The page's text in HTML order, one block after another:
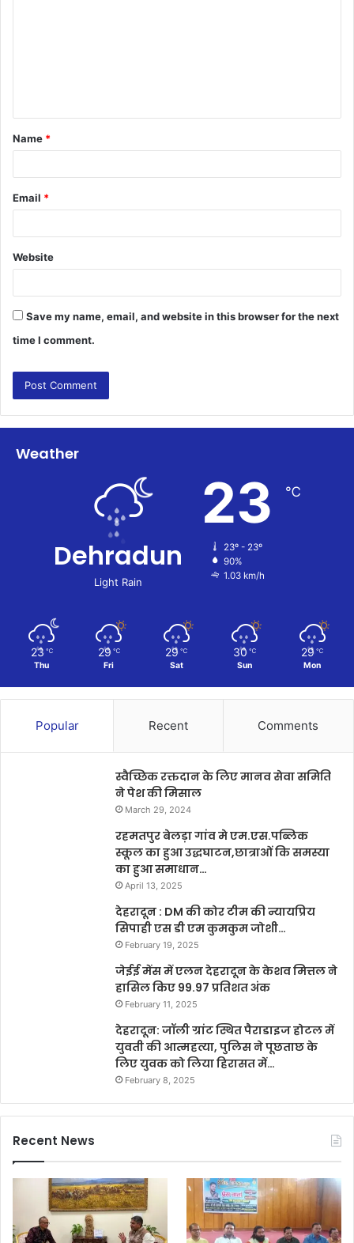
t
*
Name *
Email *
Website
Save my name, email, and website in this browser for the next
time I comment.
Weather
Dehradun
Light Rain
23 ℃
23º - 23º
90%
1.03 km/h
23 ℃
Thu
29 ℃
Fri
29 ℃
Sat
30 ℃
Sun
29 ℃
Mon
Popular Recent Comments
स्वैच्छिक रक्तदान के लिए मानव सेवा समिति
ने पेश की मिसाल
March 29, 2024
रहमतपुर बेलड़ा गांव मे एम.एस.पब्लिक
स्कूल का हुआ उद्धघाटन,छात्राओं कि समस्या
का हुआ समाधान…
April 13, 2025
देहरादून : DM की कोर टीम की न्यायप्रिय
सिपाही एस डी एम कुमकुम जोशी…
February 19, 2025
जेईई मेंस में एलन देहरादून के केशव मित्तल ने
हासिल किए 99.97 प्रतिशत अंक
February 11, 2025
देहरादून: जॉली ग्रांट स्थित पैराडाइज होटल में
युवती की आत्महत्या, पुलिस ने पूछताछ के
लिए युवक को लिया हिरासत में…
February 8, 2025
Recent News